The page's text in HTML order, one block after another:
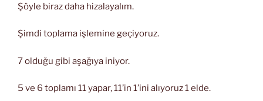
Şöyle biraz daha hizalayalım.
Şimdi toplama işlemine geçiyoruz.
7 olduğu gibi aşağıya iniyor.
5 ve 6 toplamı 11 yapar, 11’in 1’ini alıyoruz 1 elde.